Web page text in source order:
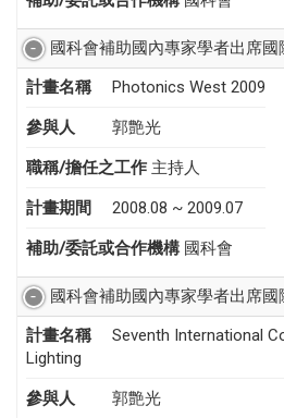
國科會補助國內專家學者出席國
計畫名稱
Photonics West 2009
參與人 郭艶光
職稱/擔任之工作 主持人
計畫期間 2008.08 ~ 2009.07
補助/委託或合作機構 國科會
國科會補助國內專家學者出席國
計畫名稱
Seventh International
Lighting
參與人 郭艶光